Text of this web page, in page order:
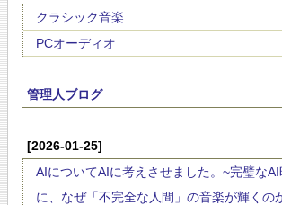
クラシック音楽
PCオーディオ
管理人ブログ
[2026-01-25]
AIについてAIに考えさせました。~完璧なAI
に、なぜ「不完全な人間」の音楽が輝くの